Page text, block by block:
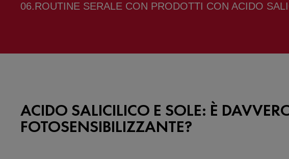
ROUTINE SERALE CON PRODOTTI CON ACIDO
ACIDO SALICILICO E SOLE: È
FOTOSENSIBILIZZANTE?